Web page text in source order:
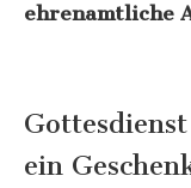
ehrenamtliche
ein